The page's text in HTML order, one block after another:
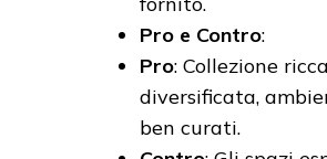
Pro e Contro:
Pro: Collezione
diversificata,
ben curati.